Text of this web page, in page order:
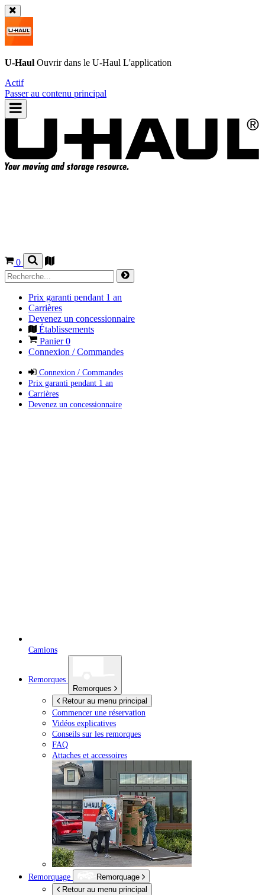
U-Haul Ouvrir dans le U-Haul L'application
Actif
Passer au contenu principal
0
Prix garanti pendant 1 an
Carrières
Devenez un concessionnaire
Établissements
Panier0
Connexion / Commandes
Connexion / Commandes
Prix garanti pendant 1 an
Carrières
Devenez un concessionnaire
Camions
Remorques
Remorques
Retour au menu principal
Commencer une réservation
Vidéos explicatives
Conseils sur les remorques
FAQ
Attaches et accessoires
Remorquage
Remorquage
Retour au menu principal